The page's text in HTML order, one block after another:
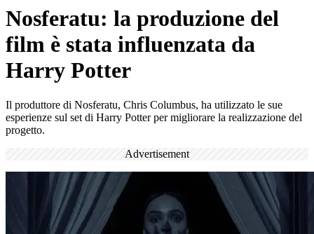
Nosferatu: la produzione del
film è stata influenzata da
Harry Potter
Il produttore di Nosferatu, Chris Columbus, ha utilizzato le sue
esperienze sul set di Harry Potter per migliorare la realizzazione del
progetto.
Advertisement